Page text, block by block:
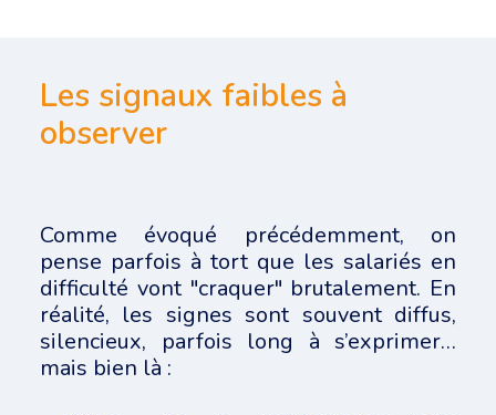
Les signaux faibles à
observer
Comme évoqué précédemment, on
pense parfois à tort que les salariés en
difficulté vont "craquer" brutalement. En
réalité, les signes sont souvent diffus,
silencieux, parfois long à s’exprimer…
mais bien là :